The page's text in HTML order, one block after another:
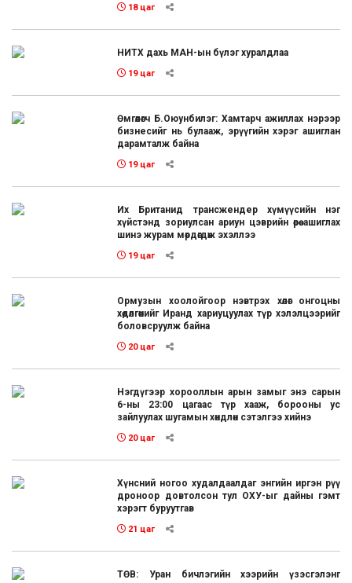
18 цаг
НИТХ дахь МАН-ын бүлэг хуралдлаа
19 цаг
Өмгөөлөгч Б.Оюунбилэг: Хамтарч ажиллах нэрээр
бизнесийг нь булааж, эрүүгийн хэрэг ашиглан
дарамталж байна
19 цаг
Их Британид трансжендер хүмүүсийн нэг
хүйстэнд зориулсан ариун цэврийн өрөө ашиглах
шинэ журам мөрдөгдөж эхэллээ
19 цаг
Ормузын хоолойгоор нэвтрэх хөлөг онгоцны
хөдөлгөөнийг Иранд хариуцуулах түр хэлэлцээрийг
боловсруулж байна
20 цаг
Нэгдүгээр хорооллын арын замыг энэ сарын
6-ны 23:00 цагаас түр хааж, борооны ус
зайлуулах шугамын хөндлөн сэтэлгээ хийнэ
20 цаг
Хүнсний ногоо худалдаалдаг энгийн иргэн рүү
дроноор довтолсон тул ОХУ-ыг дайны гэмт
хэрэгт буруутгав
21 цаг
ТӨВ: Уран бичлэгийн хээрийн үзэсгэлэнг